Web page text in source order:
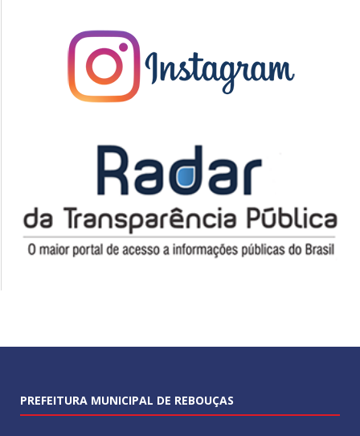
PREFEITURA MUNICIPAL DE REBOUÇAS